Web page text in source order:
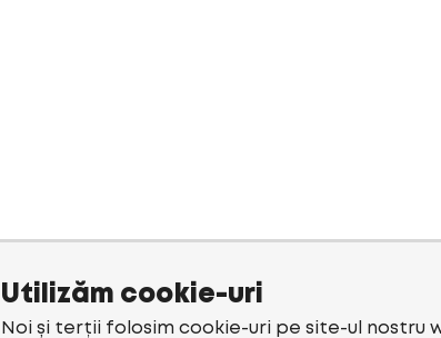
Utilizăm cookie-uri
Noi și terții folosim cookie-uri pe site-ul nostru